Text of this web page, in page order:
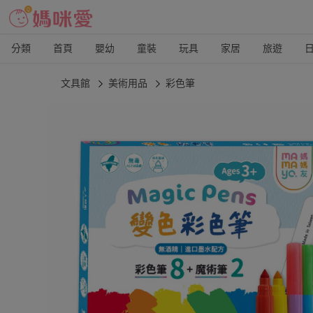
分類 首頁 嬰幼 童裝 玩具 家居 旅遊
文具館 美術用品 彩色筆